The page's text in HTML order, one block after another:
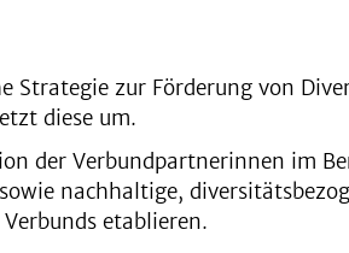
Strategie zur Förderung von
diese um.
der Verbundpartnerinnen im
nachhaltige,
etablieren.